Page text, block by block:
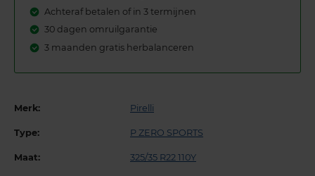
Achteraf betalen of in 3 termijnen
30 dagen omruilgarantie
3 maanden gratis herbalanceren
Merk: Pirelli
Type: P ZERO SPORTS
Maat: 325/35 R22 110Y